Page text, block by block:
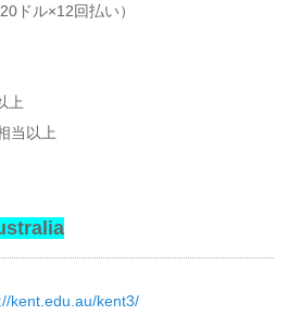
ドル×12回払い）
上
当以上
kent.edu.au/kent3/